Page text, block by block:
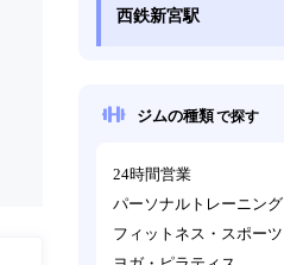
西鉄新宮駅
ジムの種類で探す
24時間営業
パーソナルトレーニング
フィットネス・スポーツ